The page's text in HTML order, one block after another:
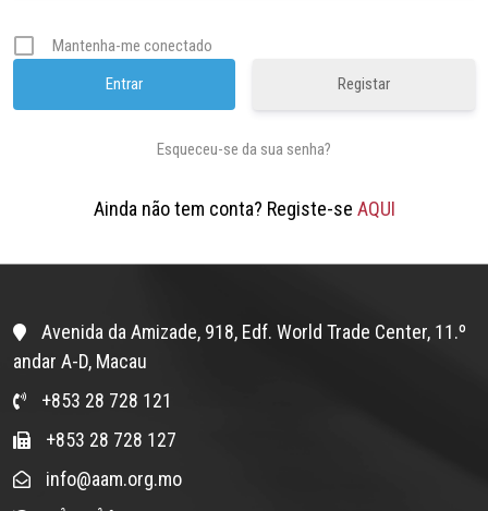
Mantenha-me conectado
Registar
Esqueceu-se da sua senha?
Ainda não tem conta? Registe-se AQUI
Avenida da Amizade, 918, Edf. World Trade Center, 11.º
andar A-D, Macau
+853 28 728 121
+853 28 728 127
info@aam.org.mo